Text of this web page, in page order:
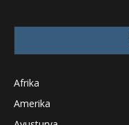
Afrika
Amerika